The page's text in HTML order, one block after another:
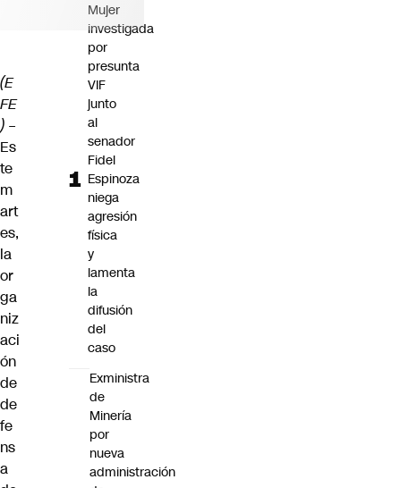
(E
FE
) –
Es
te
m
art
es,
la
or
ga
niz
aci
ón
de
de
fe
ns
a
Mujer
investigada
por
presunta
VIF
junto
al
senador
Fidel
Espinoza
niega
agresión
física
y
lamenta
la
difusión
del
caso
Exministra
de
Minería
por
nueva
administración